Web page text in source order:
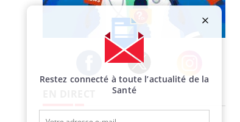
Facebook Twitter Instagram
Restez connecté à toute l’actualité de la
Santé